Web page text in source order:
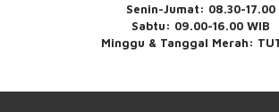
Senin-Jumat: 08.30-17.00
Sabtu: 09.00-16.00 WIB
Minggu & Tanggal Merah: